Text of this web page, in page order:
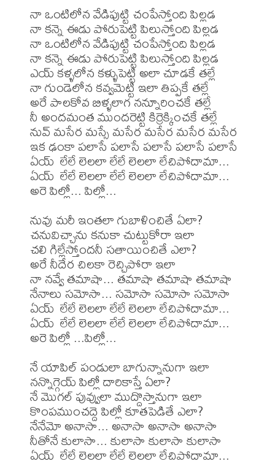
నా ఒంటిలోన వేడిపుట్టి చంపేస్తోంది పిల్లడ
నా కన్నె ఈడు పోరుపెట్టి పిలుస్తోంది పిల్లడ
నా ఒంటిలోన వేడిపుట్టి చంపేస్తోంది పిల్లడ
నా కన్నె ఈడు పోరుపెట్టి పిలుస్తోంది పిల్లడ
ఎయ్ కళ్ళలోన కళ్ళుపెట్టి అలా చూడకే తల్లే
నా గుండెలోన కవ్వమెట్టి ఇలా తిప్పకే తల్లే
అరే పాలకోవ బిళ్ళలాగ నన్నూరించకే తల్లే
నీ అందమంత ముందరెట్టి కిర్రెక్కించకే తల్లే
నువ్ మసేర మస్సే మసేర మసేర మసేర మసేర
ఇక ఢంకా పలాసే పలాసే పలాసే పలాసే పలాసే
ఏయ్  లేలే లెలలా లేలే లెలలా లేచిపోదామా...
ఏయ్  లేలే లెలలా లేలే లెలలా లేచిపోదామా...
అరె పిల్లో... పిల్లో...
నువు మరీ ఇంతలా గుబాళించితే ఏలా?
చనువిచ్చాను కనుకా చుట్టుకోరా ఇలా
చలి గిల్లేస్తోందనీ సతాయించితే ఎలా?
అరే నీదేర చిలకా రెచ్చిపోరా ఇలా
నా నవ్వే తమాషా... తమాషా తమాషా తమాషా
నేనాలు సమోసా... సమోసా సమోసా సమోసా
ఏయ్  లేలే లెలలా లేలే లెలలా లేచిపోదామా...
ఏయ్  లేలే లెలలా లేలే లెలలా లేచిపోదామా...
అరె పిల్లో ...పిల్లో...
నే యాపిల్ పండులా బాగున్నానుగా ఇలా
నన్నొగ్గెయ్ పిల్లో దారికాస్తే ఏలా?
నే మొగల్ పువ్వులా ముద్దొస్తానుగా ఇలా
కొంపముంచద్దె పిల్లో కూతపెడితే ఎలా?
నేనేమో అనాసా... అనాసా అనాసా అనాసా
నీతోనే కులాసా... కులాసా కులాసా కులాసా
ఏయ్  లేలే లెలలా లేలే లెలలా లేచిపోదామా...